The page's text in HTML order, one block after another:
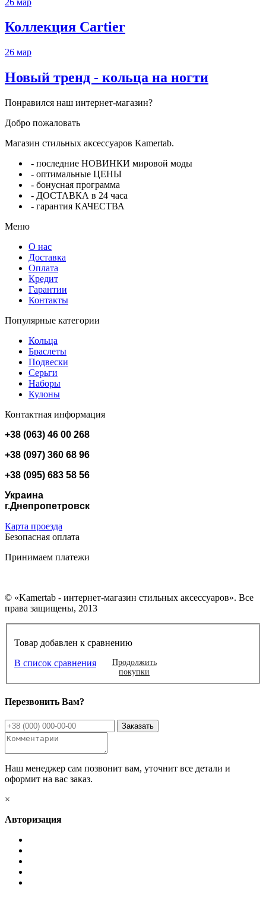
Коллекция Cartier
26 мар
Новый тренд - кольца на ногти
Понравился наш интернет-магазин?
Добро пожаловать
Магазин стильных аксессуаров Kamertab.
- последние НОВИНКИ мировой моды
- оптимальные ЦЕНЫ
- бонусная программа
- ДОСТАВКА в 24 часа
- гарантия КАЧЕСТВА
Меню
О нас
Доставка
Оплата
Кредит
Гарантии
Контакты
Популярные категории
Кольца
Браслеты
Подвески
Серьги
Наборы
Кулоны
Контактная информация
+38 (063) 46 00 268
+38 (097) 360 68 96
+38 (095) 683 58 56
Украина
г.Днепропетровск
Карта проезда
Безопасная оплата
Принимаем платежи
© «Kamertab - интернет-магазин стильных аксессуаров». Все
права защищены, 2013
Товар добавлен к сравнению
В список сравнения
Продолжить
покупки
Перезвонить Вам?
Наш менеджер сам позвонит вам, уточнит все детали и
оформит на вас заказ.
×
Авторизация